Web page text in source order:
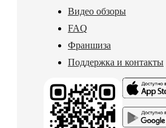
Видео обзоры
FAQ
Франшиза
Поддержка и контакты